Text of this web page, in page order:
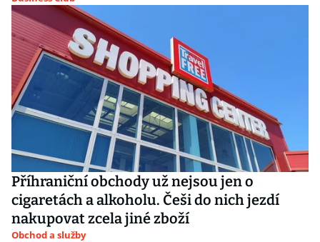
Příhraniční obchody už nejsou jen o
cigaretách a alkoholu. Češi do nich jezdí
nakupovat zcela jiné zboží
Obchod a služby